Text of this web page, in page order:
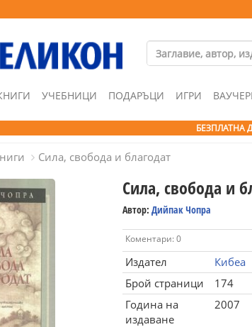
УЧЕБНИЦИ ПОДАРЪЦИ ИГРИ
БЕЗПЛАТНА
Сила, свобода и благодат
Сила, свобода и
Автор: Дийпак Чопра
Коментари: 0
Издател
Кибеа
Брой страници
174
Година на
издаване
2007